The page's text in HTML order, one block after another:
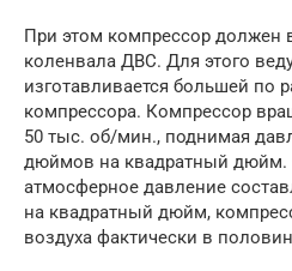
При этом компрессор должен
коленвала ДВС. Для этого
изготавливается большей по
компрессора. Компрессор
50 тыс. об/мин., поднимая
дюймов на квадратный дюйм.
атмосферное давление
на квадратный дюйм,
воздуха фактически в